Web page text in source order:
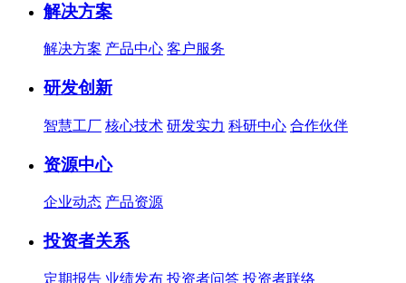
解决方案
解决方案 产品中心 客户服务
研发创新
智慧工厂 核心技术 研发实力 科研中心 合作伙伴
资源中心
企业动态 产品资源
投资者关系
定期报告 业绩发布 投资者问答 投资者联络